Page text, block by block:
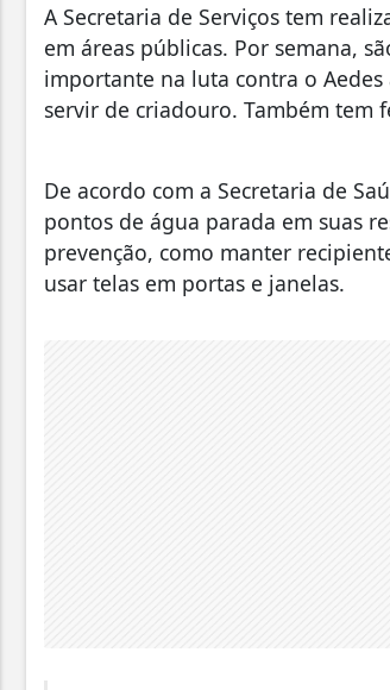
A Secretaria de Serviços tem
em áreas públicas. Por semana,
importante na luta contra o
servir de criadouro. Também tem
De acordo com a Secretaria de
pontos de água parada em suas
prevenção, como manter
usar telas em portas e janelas.